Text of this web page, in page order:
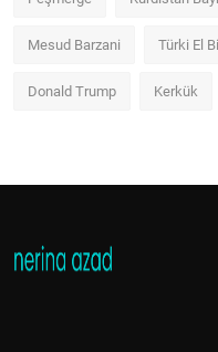
Mesud Barzani Türki El
Donald Trump Kerkük